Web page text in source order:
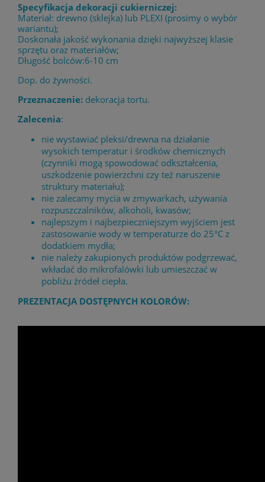
Specyfikacja dekoracji cukierniczej:
Materiał: drewno (sklejka) lub PLEXI (prosimy o wybór
wariantu);
Doskonała jakość wykonania dzięki najwyższej klasie
sprzętu oraz materiałów;
Długość bolców:6-10 cm
Dop. do żywności.
Przeznaczenie: dekoracja tortu.
Zalecenia:
nie wystawiać pleksi/drewna na działanie
wysokich temperatur i środków chemicznych
(czynniki mogą spowodować odkształcenia,
uszkodzenie powierzchni czy też naruszenie
struktury materiału);
nie zalecamy mycia w zmywarkach, używania
rozpuszczalników, alkoholi, kwasów;
najlepszym i najbezpieczniejszym wyjściem jest
zastosowanie wody w temperaturze do 25°C z
dodatkiem mydła;
nie należy zakupionych produktów podgrzewać,
wkładać do mikrofalówki lub umieszczać w
pobliżu źródeł ciepła.
PREZENTACJA DOSTĘPNYCH KOLORÓW: